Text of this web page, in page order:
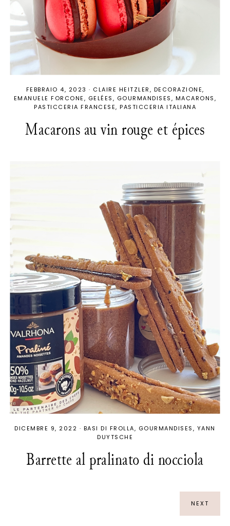
FEBBRAIO 4, 2023 · CLAIRE HEITZLER
DECORAZIONE
EMANUELE FORCONE
GELÉES GOURMANDISES
MACARONS
PASTICCERIA FRANCESE
PASTICCERIA ITALIANA
Macarons au vin rouge et épices
DICEMBRE 9, 2022 · BASI DI FROLLA GOURMANDISES
YANN
DUYTSCHE
Barrette al pralinato di nocciola
NEXT